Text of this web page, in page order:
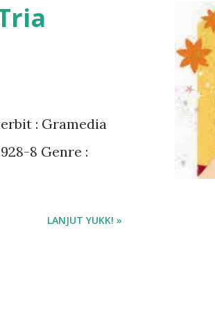
: Gramedia
8 Genre :
LANJUT YUKK! »